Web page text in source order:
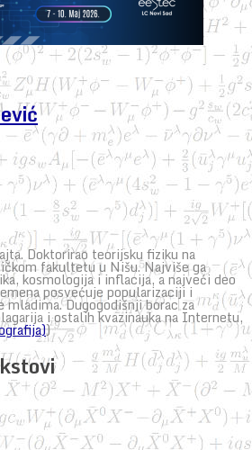
Doktorirao teorijsku fiziku na
fakultetu u Nišu. Najviše ga
kosmologija i inflacija, a najveći deo
posvećuje popularizaciji i
mladima. Dugogodišnji borac za
i ostalih kvazinauka na Internetu,
)